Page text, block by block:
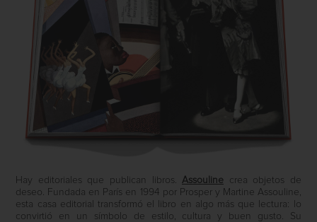
Hay editoriales que publican libros. Assouline crea objetos de
deseo. Fundada en París en 1994 por Prosper y Martine Assouline,
esta casa editorial transformó el libro en algo más que lectura: lo
convirtió en un símbolo de estilo, cultura y buen gusto. Su